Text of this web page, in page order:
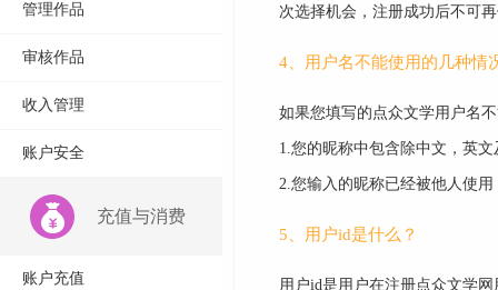
管理作品
审核作品
收入管理
账户安全
充值与消费
账户充值
次选择机会，注册成功后不可
4、用户名不能使用的几种情
如果您填写的点众文学用户名
1.您的昵称中包含除中文，英
2.您输入的昵称已经被他人使
5、用户id是什么？
用户id是用户在注册点众文学